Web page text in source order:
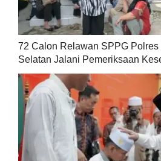
72 Calon Relawan SPPG Polres
Selatan Jalani Pemeriksaan